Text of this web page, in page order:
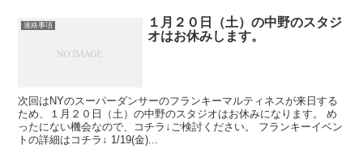
連絡事項
１月２０日（土）の中野のスタジ
オはお休みします。
次回はNYのスーパーダンサーのフランキーマルティネスが来日する
ため、１月２０日（土）の中野のスタジオはお休みになります。 め
ったにない機会なので、コチラ↓ご検討ください。 フランキーイベン
トの詳細はコチラ↓ 1/19(金)...